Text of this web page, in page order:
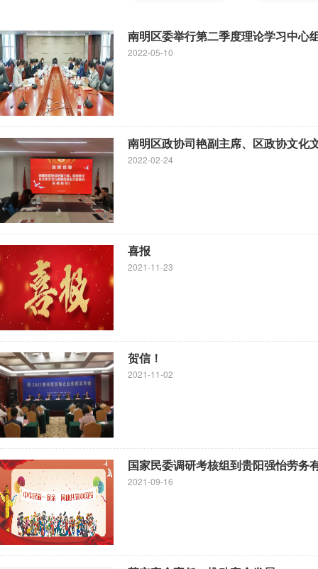
南明区委举行第二季度理论学习中心
2022-05-10
南明区政协司艳副主席、区政协文化
2022-02-24
喜报
2021-11-23
贺信！
2021-11-02
国家民委调研考核组到贵阳强怡劳务
2021-09-16